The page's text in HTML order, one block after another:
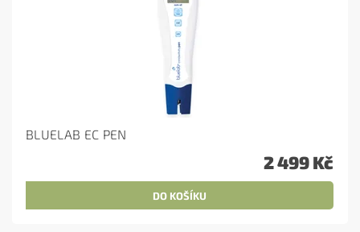
BLUELAB EC PEN
2 499 Kč